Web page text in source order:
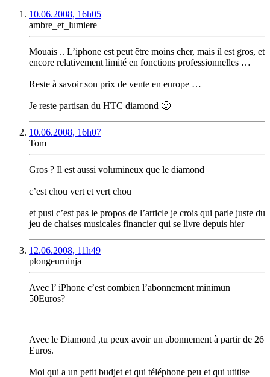
10.06.2008, 16h05
ambre_et_lumiere
Mouais .. L’iphone est peut être moins cher, mais il est gros, et
encore relativement limité en fonctions professionnelles …
Reste à savoir son prix de vente en europe …
Je reste partisan du HTC diamond 🙂
10.06.2008, 16h07
Tom
Gros ? Il est aussi volumineux que le diamond
c’est chou vert et vert chou
et pusi c’est pas le propos de l’article je crois qui parle juste du
jeu de chaises musicales financier qui se livre depuis hier
12.06.2008, 11h49
plongeurninja
Avec l’ iPhone c’est combien l’abonnement minimun
50Euros?
Avec le Diamond ,tu peux avoir un abonnement à partir de 26
Euros.
Moi qui a un petit budjet et qui téléphone peu et qui utitlse